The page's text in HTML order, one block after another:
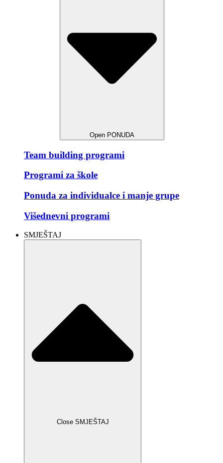
Open PONUDA
Team building programi
Programi za škole
Ponuda za individualce i manje grupe
Višednevni programi
SMJEŠTAJ
Close SMJEŠTAJ